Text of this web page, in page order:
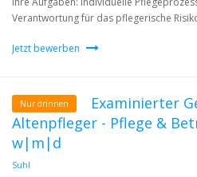
Verantwortung für das pflegerische
Jetzt bewerben
Nur drinnen
Examinierter
Altenpfleger - Pflege &
w|m|d
Suhl